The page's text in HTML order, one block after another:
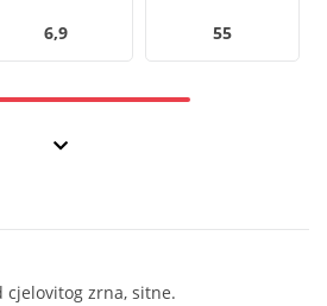
6,9 55
cjelovitog zrna, sitne.